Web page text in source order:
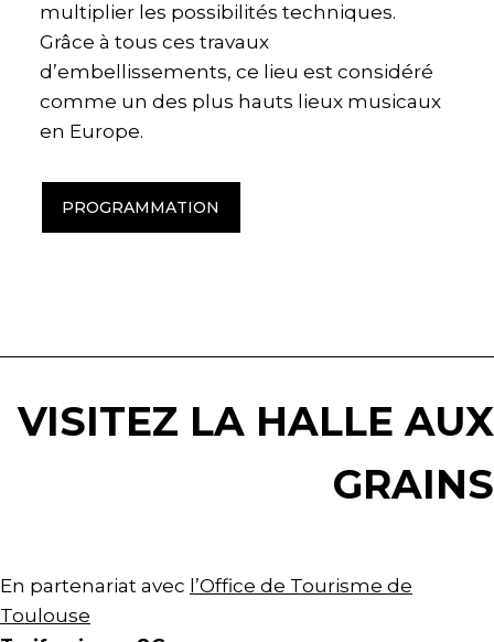
multiplier les possibilités techniques.
Grâce à tous ces travaux
d’embellissements, ce lieu est considéré
comme un des plus hauts lieux musicaux
en Europe.
PROGRAMMATION
VISITEZ LA HALLE AUX
GRAINS
En partenariat avec l’Office de Tourisme de
Toulouse